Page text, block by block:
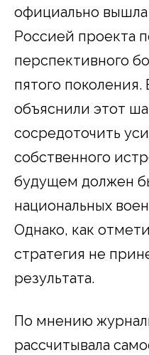
официально вышла
Россией проекта
перспективного
пятого поколения.
объяснили этот
сосредоточить
собственного
будущем должен
национальных
Однако, как
стратегия не
результата.
По мнению
рассчитывала